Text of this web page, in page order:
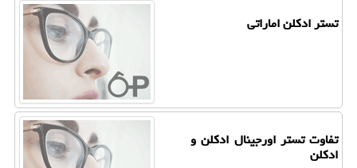
تستر ادكلن اماراتی
تفاوت تستر اورجینال ادكلن و
ادكلن